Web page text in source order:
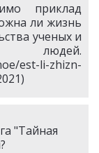
приклад
ли жизнь
ученых и
est-li-zhizn-
"Тайная